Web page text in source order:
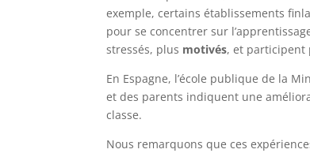
exemple, certains établissements
pour se concentrer sur
stressés, plus motivés, et participent
En Espagne, l’école publique de la
et des parents indiquent une
classe.
Nous remarquons que ces